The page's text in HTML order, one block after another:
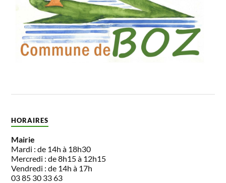
HORAIRES
Mairie
Mardi : de 14h à 18h30
Mercredi : de 8h15 à 12h15
Vendredi : de 14h à 17h
03 85 30 33 63